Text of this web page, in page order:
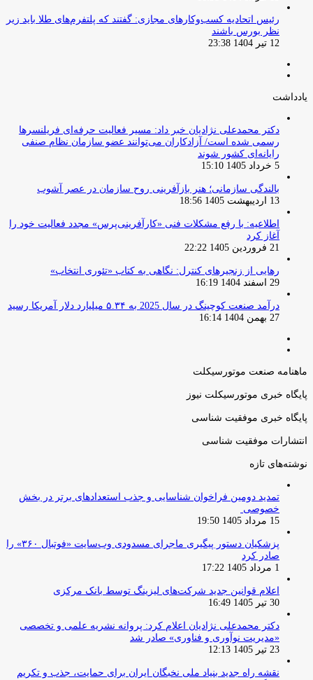
‏رئیس اتحادیه کسب‌وکارهای مجازی: گفتند که پلتفرم‌های طلا باید زیر
نظر بورس باشند
12 تیر 1404 23:38
یادداشت
دکتر محمدعلی نژادیان خبر داد: مسیر فعالیت حرفه‌ای فریلنسرها
رسمی شده است/ آزادکاران می‌توانند عضو سازمان نظام صنفی
رایانه‌ای کشور شوند
5 خرداد 1405 15:10
بالندگی سازمانی؛ هنر بازآفرینی روح سازمان در عصر آشوب
13 اردیبهشت 1405 18:56
اطلاعیه: با رفع مشکلات فنی «کارآفرینی‌پرس» مجدد فعالیت خود را
آغاز کرد
21 فروردین 1405 22:22
رهایی از زنجیرهای کنترل: نگاهی به کتاب «تئوری انتخاب»
29 اسفند 1404 16:19
درآمد صنعت کوچینگ در سال 2025 به ۵.۳۴ میلیارد دلار آمریکا رسید
27 بهمن 1404 16:14
ماهنامه صنعت موتورسیکلت
پایگاه خبری موتورسیکلت نیوز
پایگاه خبری موفقیت شناسی
انتشارات موفقیت شناسی
نوشته‌های تازه
تمدید دومین فراخوان شناسایی و جذب استعدادهای برتر در بخش
خصوصی
15 مرداد 1405 19:50
پزشکیان دستور پیگیری ماجرای مسدودی وب‌سایت «فوتبال ۳۶۰» را
صادر کرد
1 مرداد 1405 17:22
اعلام قوانین جدید شرکت‌های لیزینگ توسط بانک مرکزی
30 تیر 1405 16:49
دکتر محمدعلی نژادیان اعلام کرد: پروانه نشریه علمی و تخصصی
«مدیریت نوآوری و فناوری» صادر شد
23 تیر 1405 12:13
نقشه راه جدید بنیاد ملی نخبگان ایران برای حمایت، جذب و تکریم